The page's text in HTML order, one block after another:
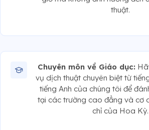
thuật.
Chuyên môn về Giáo dục:
vụ dịch thuật chuyên biệt từ
tiếng Anh của chúng tôi để
tại các trường cao đẳng và cơ
chỉ của Hoa Kỳ.